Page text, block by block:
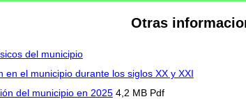
Otras
del municipio
en el municipio durante los siglos XX y XXI
del municipio en 20254,2 MB Pdf